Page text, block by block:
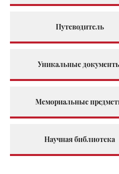
Путеводитель
Уникальные
Мемориальные
Научная библиотека